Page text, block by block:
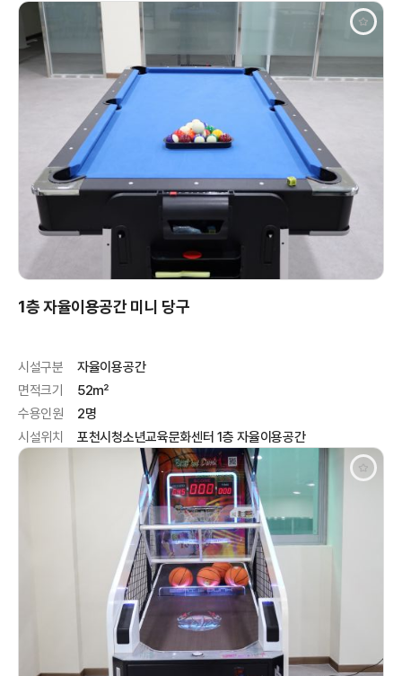
1층 자율이용공간 미니 당구
시설구분
자율이용공간
면적크기
52㎡
수용인원
2명
시설위치
포천시청소년교육문화센터 1층 자율이용공간